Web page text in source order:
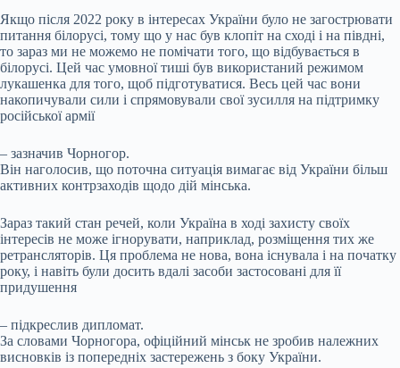
Якщо після 2022 року в інтересах України було не загострювати
питання білорусі, тому що у нас був клопіт на сході і на півдні,
то зараз ми не можемо не помічати того, що відбувається в
білорусі. Цей час умовної тиші був використаний режимом
лукашенка для того, щоб підготуватися. Весь цей час вони
накопичували сили і спрямовували свої зусилля на підтримку
російської армії
– зазначив Чорногор.
Він наголосив, що поточна ситуація вимагає від України більш
активних контрзаходів щодо дій мінська.
Зараз такий стан речей, коли Україна в ході захисту своїх
інтересів не може ігнорувати, наприклад, розміщення тих же
ретрансляторів. Ця проблема не нова, вона існувала і на початку
року, і навіть були досить вдалі засоби застосовані для її
придушення
– підкреслив дипломат.
За словами Чорногора, офіційний мінськ не зробив належних
висновків із попередніх застережень з боку України.